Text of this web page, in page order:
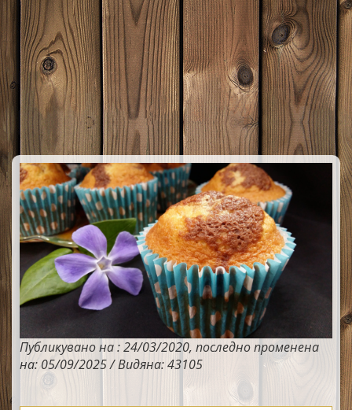
Публикувано на : 24/03/2020, последно променена
на: 05/09/2025 / Видяна: 43105